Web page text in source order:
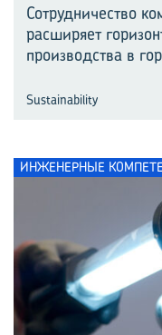
Сотрудничество
расширяет
производства в
Sustainability
ИНЖЕНЕРНЫЕ